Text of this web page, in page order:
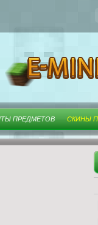
ПРЕДМЕТОВ СКИНЫ